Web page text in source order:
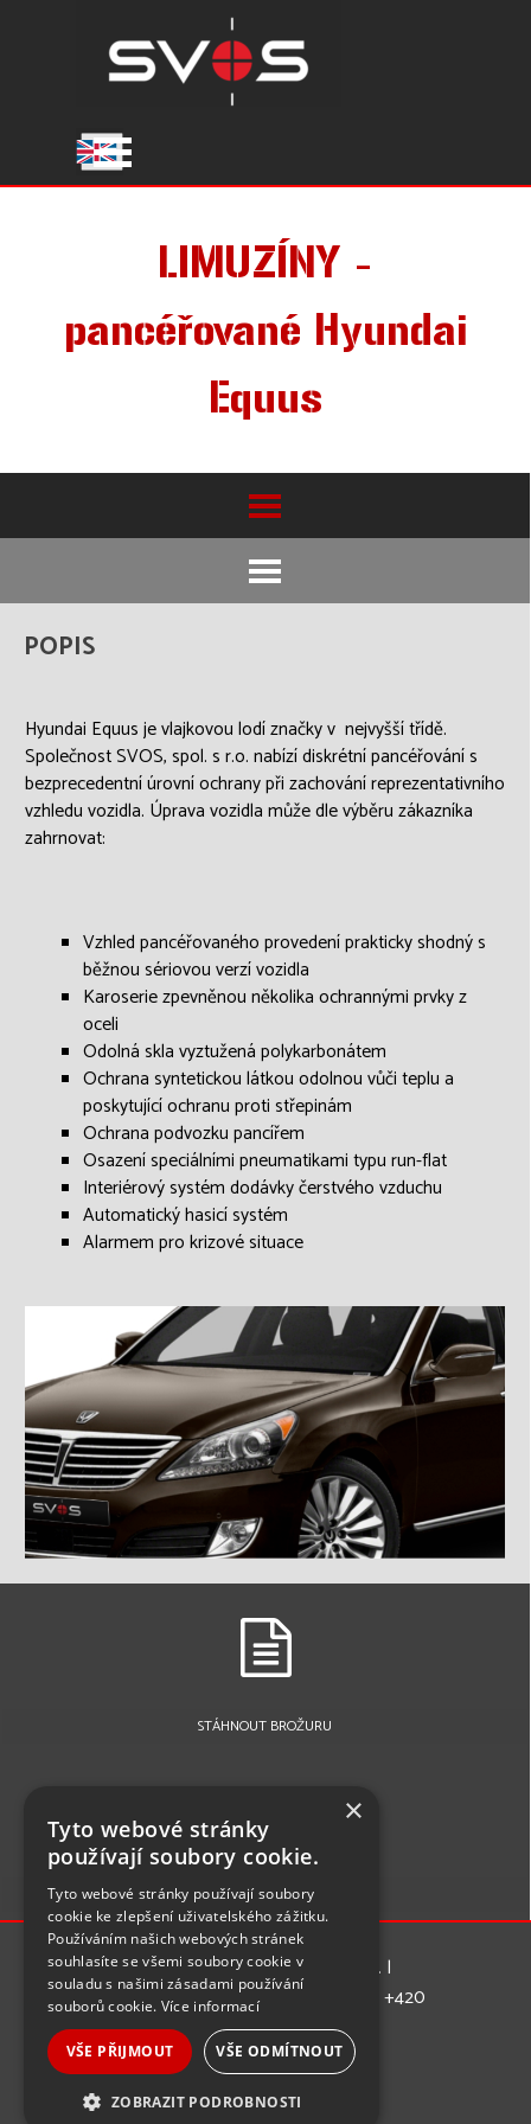
Přeskočit menu
LIMUZÍNY -
pancéřované Hyundai
Equus
POPIS
Hyundai Equus je vlajkovou lodí značky v nejvyšší třídě.
Společnost SVOS, spol. s r.o. nabízí diskrétní pancéřování s
bezprecedentní úrovní ochrany při zachování reprezentativního
vzhledu vozidla. Úprava vozidla může dle výběru zákazníka
zahrnovat:
Vzhled pancéřovaného provedení prakticky shodný s
běžnou sériovou verzí vozidla
Karoserie zpevněnou několika ochrannými prvky z
oceli
Odolná skla vyztužená polykarbonátem
Ochrana syntetickou látkou odolnou vůči teplu a
poskytující ochranu proti střepinám
Ochrana podvozku pancířem
Osazení speciálními pneumatikami typu run-flat
Interiérový systém dodávky čerstvého vzduchu
Automatický hasicí systém
Alarmem pro krizové situace
STÁHNOUT BROŽURU
NAPIŠTE NÁM
Copyright 2025 | SVOS, spol. s r.o. |
Chrudimská 1663, 535 01 Přelouč | Tel.: +420
466 955 743 | další kontakty
×
Tyto webové stránky
používají soubory cookie.
Tyto webové stránky používají soubory
cookie ke zlepšení uživatelského zážitku.
Používáním našich webových stránek
souhlasíte se všemi soubory cookie v
souladu s našimi zásadami používání
souborů cookie. Více informací
VŠE PŘIJMOUT VŠE ODMÍTNOUT
ZOBRAZIT PODROBNOSTI